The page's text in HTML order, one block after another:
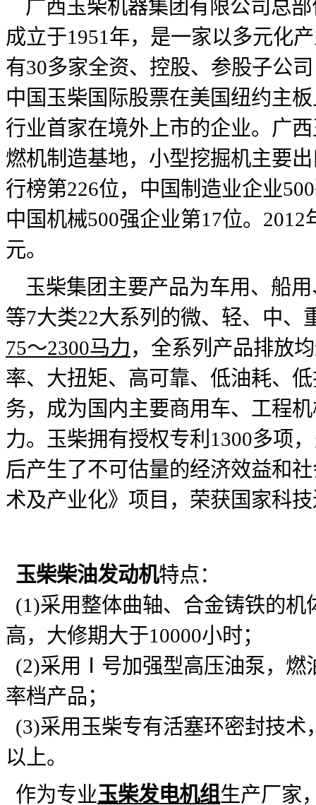
广西玉柴机器集团有限公司总
成立于1951年，是一家以多元化
有30多家全资、控股、参股子公
中国玉柴国际股票在美国纽约主
行业首家在境外上市的企业。广
燃机制造基地，小型挖掘机主要
行榜第226位，中国制造业企业
中国机械500强企业第17位。
元。
玉柴集团主要产品为车用、船
等7大类22大系列的微、轻、中
75～2300马力 ，全系列产品排放
率、大扭矩、高可靠、低油耗、
务，成为国内主要商用车、工程
力。玉柴拥有授权专利1300多项
后产生了不可估量的经济效益和
术及产业化》项目，荣获国家科
玉柴柴油发动机特点：
(1)采用整体曲轴、合金铸铁的
高，大修期大于10000小时；
(2)采用Ⅰ号加强型高压油泵，燃
率档产品；
(3)采用玉柴专有活塞环密封技
以上。
作为专业玉柴发电机组生产厂家